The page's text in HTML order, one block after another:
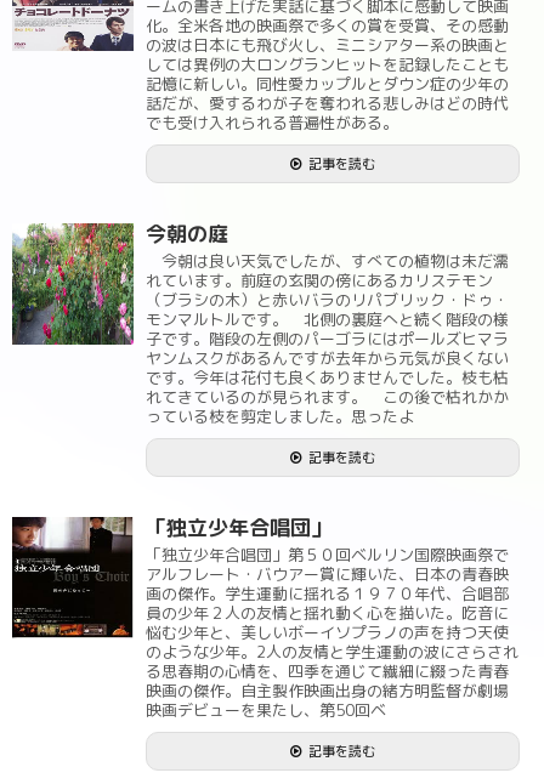
ームの書き上げた実話に基づく脚本に感動して映画
化。全米各地の映画祭で多くの賞を受賞、その感動
の波は日本にも飛び火し、ミニシアター系の映画と
しては異例の大ロングランヒットを記録したことも
記憶に新しい。同性愛カップルとダウン症の少年の
話だが、愛するわが子を奪われる悲しみはどの時代
でも受け入れられる普遍性がある。
記事を読む
今朝の庭
今朝は良い天気でしたが、すべての植物は未だ濡
れています。前庭の玄関の傍にあるカリステモン
（ブラシの木）と赤いバラのリパブリック・ドゥ・
モンマルトルです。 北側の裏庭へと続く階段の様
子です。階段の左側のパーゴラにはポールズヒマラ
ヤンムスクがあるんですが去年から元気が良くない
です。今年は花付も良くありませんでした。枝も枯
れてきているのが見られます。 この後で枯れかか
っている枝を剪定しました。思ったよ
記事を読む
「独立少年合唱団」
「独立少年合唱団」第５０回ベルリン国際映画祭で
アルフレート・バウアー賞に輝いた、日本の青春映
画の傑作。学生運動に揺れる１９７０年代、合唱部
員の少年２人の友情と揺れ動く心を描いた。吃音に
悩む少年と、美しいボーイソプラノの声を持つ天使
のような少年。2人の友情と学生運動の波にさらされ
る思春期の心情を、四季を通じて繊細に綴った青春
映画の傑作。自主製作映画出身の緒方明監督が劇場
映画デビューを果たし、第50回ベ
記事を読む